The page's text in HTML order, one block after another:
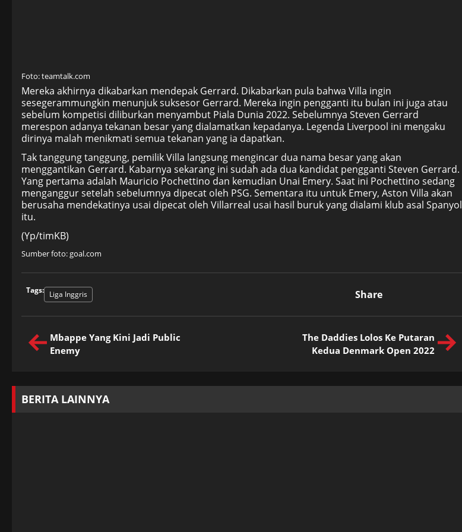
Foto: teamtalk.com
Mereka akhirnya dikabarkan mendepak Gerrard. Dikabarkan pula bahwa Villa ingin
sesegerammungkin menunjuk suksesor Gerrard. Mereka ingin pengganti itu bulan ini juga atau
sebelum kompetisi diliburkan menyambut Piala Dunia 2022. Sebelumnya Steven Gerrard
merespon adanya tekanan besar yang dialamatkan kepadanya. Legenda Liverpool ini mengaku
dirinya malah menikmati semua tekanan yang ia dapatkan.
Tak tanggung tanggung, pemilik Villa langsung mengincar dua nama besar yang akan
menggantikan Gerrard. Kabarnya sekarang ini sudah ada dua kandidat pengganti Steven Gerrard.
Yang pertama adalah Mauricio Pochettino dan kemudian Unai Emery. Saat ini Pochettino sedang
menganggur setelah sebelumnya dipecat oleh PSG. Sementara itu untuk Emery, Aston Villa akan
berusaha mendekatinya usai dipecat oleh Villarreal usai hasil buruk yang dialami klub asal Spanyol
itu.
(Yp/timKB)
Sumber foto: goal.com
Tags: Liga Inggris Share
Mbappe Yang Kini Jadi Public
Enemy
The Daddies Lolos Ke Putaran
Kedua Denmark Open 2022
BERITA LAINNYA